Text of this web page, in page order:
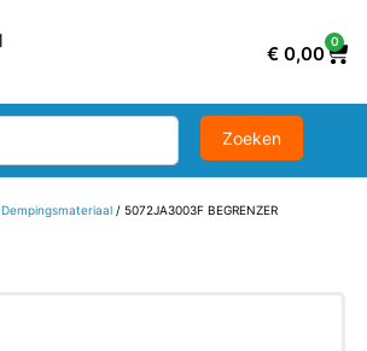
€ 0,00
0
Dempingsmateriaal/ 5072JA3003F BEGRENZER